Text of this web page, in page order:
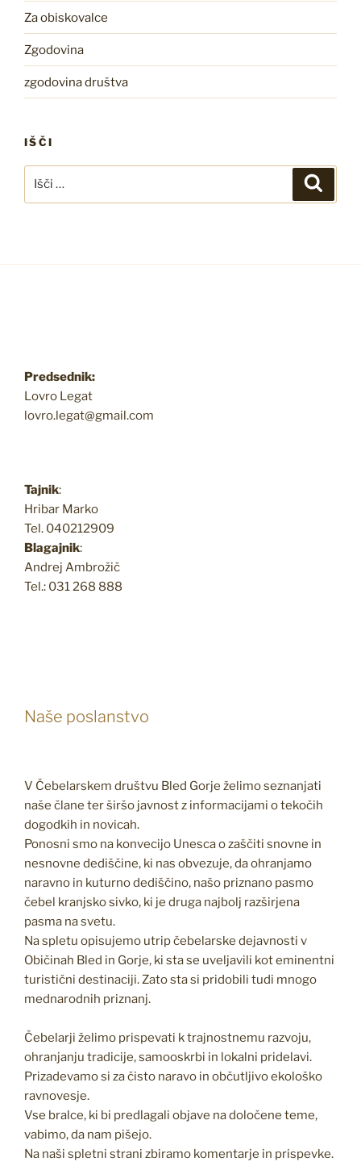
Za obiskovalce
Zgodovina
zgodovina društva
IŠČI
Predsednik:
Lovro Legat
lovro.legat@gmail.com
Tajnik:
Hribar Marko
Tel. 040212909
Blagajnik:
Andrej Ambrožič
Tel.: 031 268 888
Naše poslanstvo
V Čebelarskem društvu Bled Gorje želimo seznanjati
naše člane ter širšo javnost z informacijami o tekočih
dogodkih in novicah.
Ponosni smo na konvecijo Unesca o zaščiti snovne in
nesnovne dediščine, ki nas obvezuje, da ohranjamo
naravno in kuturno dediščino, našo priznano pasmo
čebel kranjsko sivko, ki je druga najbolj razširjena
pasma na svetu.
Na spletu opisujemo utrip čebelarske dejavnosti v
Običinah Bled in Gorje, ki sta se uveljavili kot eminentni
turistični destinaciji. Zato sta si pridobili tudi mnogo
mednarodnih priznanj.
Čebelarji želimo prispevati k trajnostnemu razvoju,
ohranjanju tradicije, samooskrbi in lokalni pridelavi.
Prizadevamo si za čisto naravo in občutljivo ekološko
ravnovesje.
Vse bralce, ki bi predlagali objave na določene teme,
vabimo, da nam pišejo.
Na naši spletni strani zbiramo komentarje in prispevke.